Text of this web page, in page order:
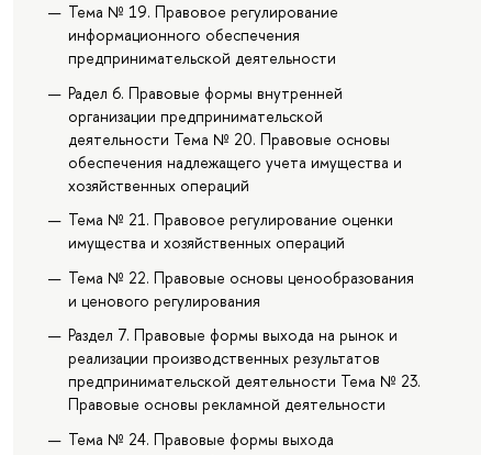
Тема № 19. Правовое регулирование
информационного обеспечения
предпринимательской деятельности
Радел 6. Правовые формы внутренней
организации предпринимательской
деятельности Тема № 20. Правовые основы
обеспечения надлежащего учета имущества и
хозяйственных операций
Тема № 21. Правовое регулирование оценки
имущества и хозяйственных операций
Тема № 22. Правовые основы ценообразования
и ценового регулирования
Раздел 7. Правовые формы выхода на рынок и
реализации производственных результатов
предпринимательской деятельности Тема № 23.
Правовые основы рекламной деятельности
Тема № 24. Правовые формы выхода